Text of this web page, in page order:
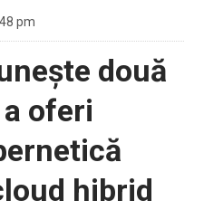
pm
două
oferi
hibrid